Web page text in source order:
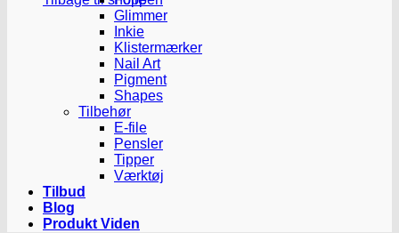
Glimmer
Inkie
Klistermærker
Nail Art
Pigment
Shapes
Tilbehør
E-file
Pensler
Tipper
Værktøj
Tilbud
Blog
Produkt Viden